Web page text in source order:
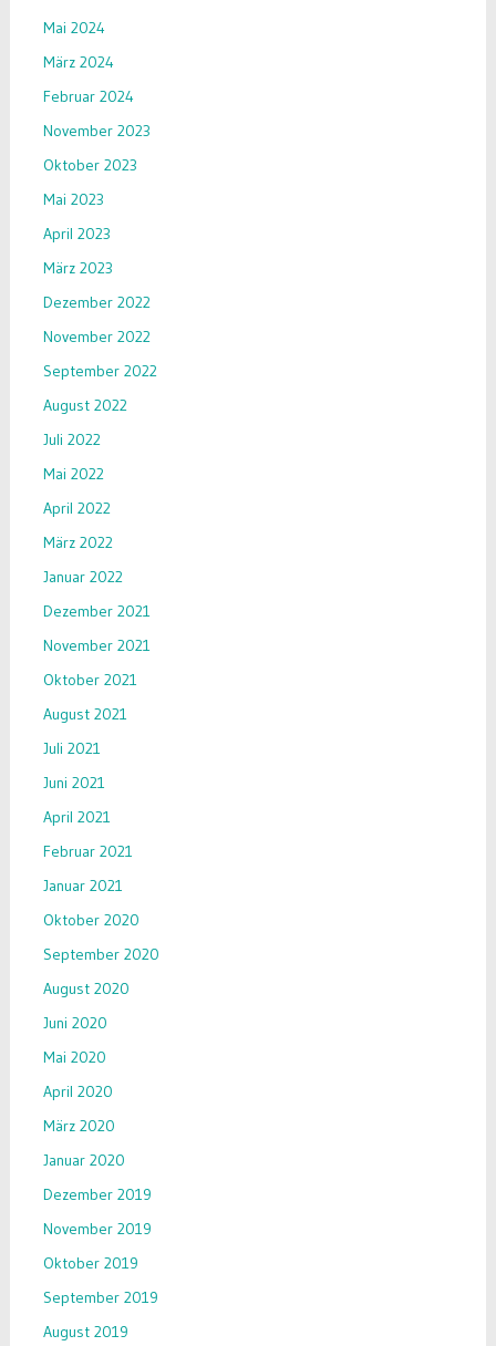
Mai 2024
März 2024
Februar 2024
November 2023
Oktober 2023
Mai 2023
April 2023
März 2023
Dezember 2022
November 2022
September 2022
August 2022
Juli 2022
Mai 2022
April 2022
März 2022
Januar 2022
Dezember 2021
November 2021
Oktober 2021
August 2021
Juli 2021
Juni 2021
April 2021
Februar 2021
Januar 2021
Oktober 2020
September 2020
August 2020
Juni 2020
Mai 2020
April 2020
März 2020
Januar 2020
Dezember 2019
November 2019
Oktober 2019
September 2019
August 2019